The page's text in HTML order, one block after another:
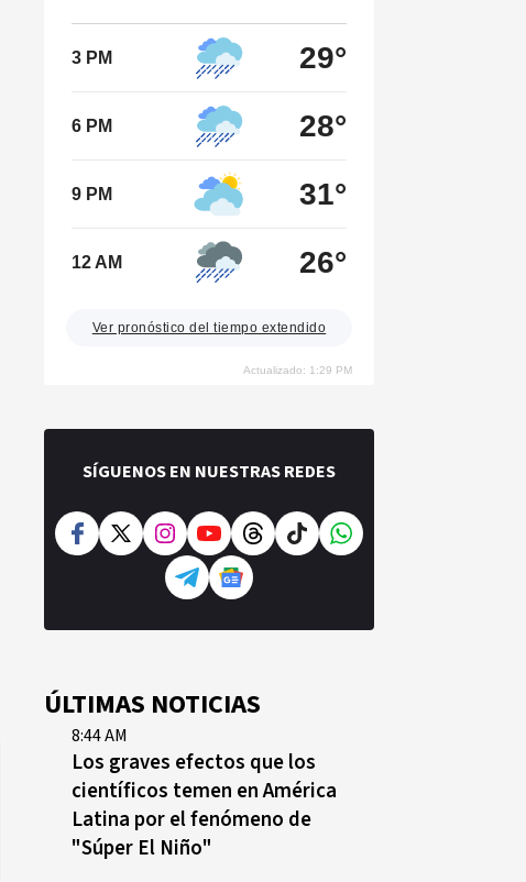
3 PM 29°
6 PM 28°
9 PM 31°
12 AM 26°
Ver pronóstico del tiempo extendido
Actualizado: 1:29 PM
SÍGUENOS EN NUESTRAS REDES
ÚLTIMAS NOTICIAS
8:44 AM
Los graves efectos que los
científicos temen en América
Latina por el fenómeno de
"Súper El Niño"